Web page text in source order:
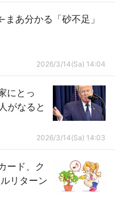
あ分かる「砂不足」
2026/3/14(Sa) 14:04
にとっ
がなると
2026/3/14(Sa) 14:03
ード、ク
リターン